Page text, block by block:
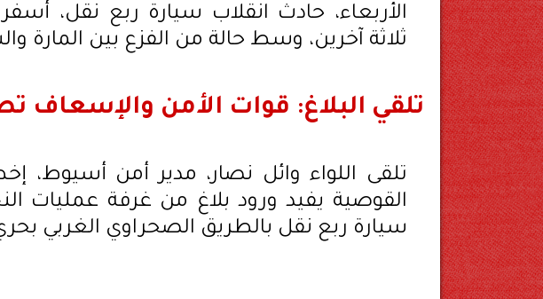
الأربعاء، حادث انقلاب سيارة ربع نقل،
ثلاثة آخرين، وسط حالة من الفزع بين المارة
تلقي البلاغ: قوات الأمن والإسعاف
تلقى اللواء وائل نصار، مدير أمن أسيوط،
القوصية يفيد ورود بلاغ من غرفة عمليات
سيارة ربع نقل بالطريق الصحراوي الغربي